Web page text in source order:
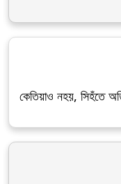
কেতিয়াও নহয়, সিহঁতে